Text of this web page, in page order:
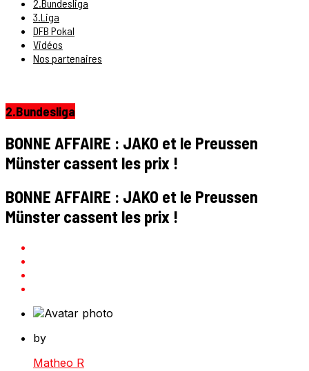
2.Bundesliga
3.Liga
DFB Pokal
Vidéos
Nos partenaires
2.Bundesliga
BONNE AFFAIRE : JAKO et le Preussen
Münster cassent les prix !
BONNE AFFAIRE : JAKO et le Preussen
Münster cassent les prix !
by
Matheo R